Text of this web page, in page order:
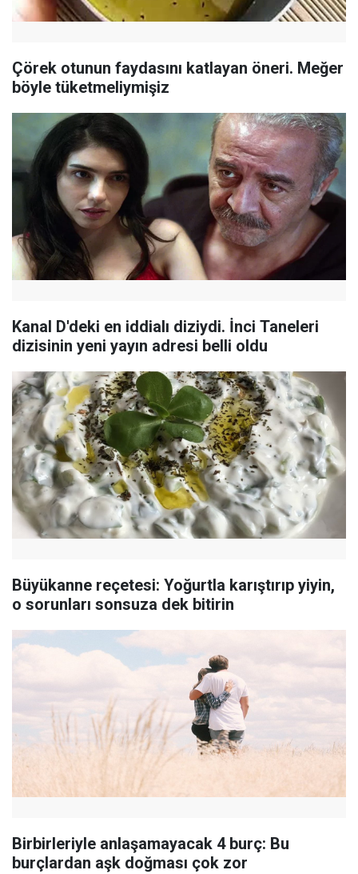
Çörek otunun faydasını katlayan öneri. Meğer
böyle tüketmeliymişiz
Kanal D'deki en iddialı diziydi. İnci Taneleri
dizisinin yeni yayın adresi belli oldu
Büyükanne reçetesi: Yoğurtla karıştırıp yiyin,
o sorunları sonsuza dek bitirin
Birbirleriyle anlaşamayacak 4 burç: Bu
burçlardan aşk doğması çok zor